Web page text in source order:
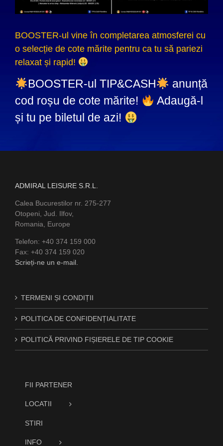
BOOSTER-ul vine în completarea atmosferei cu
o selecție de cote mărite pentru ca tu să pariezi
relaxat și rapid!
BOOSTER-ul TIP&CASH
anunță
cod roșu de cote mărite!
Adaugă-l
și tu pe biletul de azi!
ADMIRAL LEISURE S.R.L.
Calea Bucurestilor nr. 275-277
Otopeni, Jud. Ilfov,
Romania, Europe
Telefon: +40 374 159 000
Fax: +40 374 159 020
Scrieți-ne un e-mail.
TERMENI ȘI CONDIȚII
POLITICA DE CONFIDENȚIALITATE
POLITICĂ PRIVIND FIȘIERELE DE TIP COOKIE
FII PARTENER
LOCATII
STIRI
INFO